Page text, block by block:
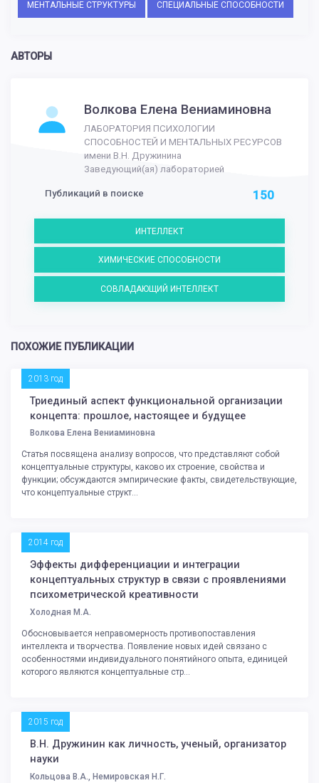
МЕНТАЛЬНЫЕ СТРУКТУРЫ СПЕЦИАЛЬНЫЕ СПОСОБНОСТИ
АВТОРЫ
Волкова Елена Вениаминовна
ЛАБОРАТОРИЯ ПСИХОЛОГИИ
СПОСОБНОСТЕЙ И МЕНТАЛЬНЫХ РЕСУРСОВ
имени В.Н. Дружинина
Заведующий(ая) лабораторией
Публикаций в поиске 150
ИНТЕЛЛЕКТ
ХИМИЧЕСКИЕ СПОСОБНОСТИ
СОВЛАДАЮЩИЙ ИНТЕЛЛЕКТ
ПОХОЖИЕ ПУБЛИКАЦИИ
2013 год
Триединый аспект функциональной организации
концепта: прошлое, настоящее и будущее
Волкова Елена Вениаминовна
Статья посвящена анализу вопросов, что представляют собой
концептуальные структуры, каково их строение, свойства и
функции; обсуждаются эмпирические факты, свидетельствующие,
что концептуальные структ...
2014 год
Эффекты дифференциации и интеграции
концептуальных структур в связи с проявлениями
психометрической креативности
Холодная М.А.
Обосновывается неправомерность противопоставления
интеллекта и творчества. Появление новых идей связано с
особенностями индивидуального понятийного опыта, единицей
которого являются концептуальные стр...
2015 год
В.Н. Дружинин как личность, ученый, организатор
науки
Кольцова В.А., Немировская Н.Г.